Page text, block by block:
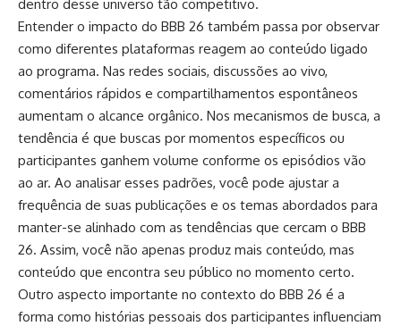
dentro desse universo tão competitivo.
Entender o impacto do BBB 26 também passa por observar
como diferentes plataformas reagem ao conteúdo ligado
ao programa. Nas redes sociais, discussões ao vivo,
comentários rápidos e compartilhamentos espontâneos
aumentam o alcance orgânico. Nos mecanismos de busca, a
tendência é que buscas por momentos específicos ou
participantes ganhem volume conforme os episódios vão
ao ar. Ao analisar esses padrões, você pode ajustar a
frequência de suas publicações e os temas abordados para
manter-se alinhado com as tendências que cercam o BBB
26. Assim, você não apenas produz mais conteúdo, mas
conteúdo que encontra seu público no momento certo.
Outro aspecto importante no contexto do BBB 26 é a
forma como histórias pessoais dos participantes influenciam